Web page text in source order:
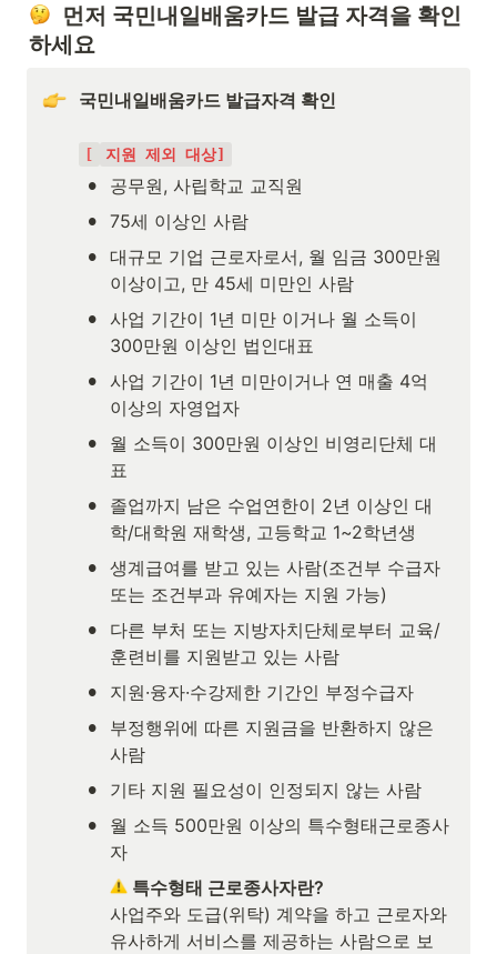
먼저 국민내일배움카드 발급 자격을 확인
하세요
[ 지원 제외 대상]
• 공무원, 사립학교 교직원
• 75세 이상인 사람
• 대규모 기업 근로자로서, 월 임금 300만원
이상이고, 만 45세 미만인 사람
• 사업 기간이 1년 미만 이거나 월 소득이
300만원 이상인 법인대표
• 사업 기간이 1년 미만이거나 연 매출 4억
이상의 자영업자
•
월 소득이 300만원 이상인 비영리단체 대
표
•
졸업까지 남은 수업연한이 2년 이상인 대
학/대학원 재학생, 고등학교 1~2학년생
• 생계급여를 받고 있는 사람(조건부 수급자
또는 조건부과 유예자는 지원 가능)
•
다른 부처 또는 지방자치단체로부터 교육/
훈련비를 지원받고 있는 사람
• 지원·융자·수강제한 기간인 부정수급자
•
부정행위에 따른 지원금을 반환하지 않은
사람
• 기타 지원 필요성이 인정되지 않는 사람
•
월 소득 500만원 이상의 특수형태근로종사
자
특수형태 근로종사자란?
사업주와 도급(위탁) 계약을 하고 근로자와
유사하게 서비스를 제공하는 사람으로 보